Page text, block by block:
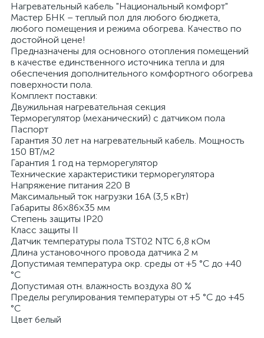
Нагревательный кабель "Национальный комфорт"
Мастер БНК – теплый пол для любого бюджета,
любого помещения и режима обогрева. Качество по
достойной цене!
Предназначены для основного отопления помещений
в качестве единственного источника тепла и для
обеспечения дополнительного комфортного обогрева
поверхности пола.
Комплект поставки:
Двужильная нагревательная секция
Терморегулятор (механический) с датчиком пола
Паспорт
Гарантия 30 лет на нагревательный кабель. Мощность
150 ВТ/м2
Гарантия 1 год на терморегулятор
Технические характеристики терморегулятора
Напряжение питания 220 В
Максимальный ток нагрузки 16А (3,5 кВт)
Габариты 86×86×35 мм
Степень защиты IP20
Класс защиты II
Датчик температуры пола TST02 NTC 6,8 кОм
Длина установочного провода датчика 2 м
Допустимая температура окр. среды от +5 °С до +40
°C
Допустимая отн. влажность воздуха 80 %
Пределы регулирования температуры от +5 °С до +45
°C
Цвет белый